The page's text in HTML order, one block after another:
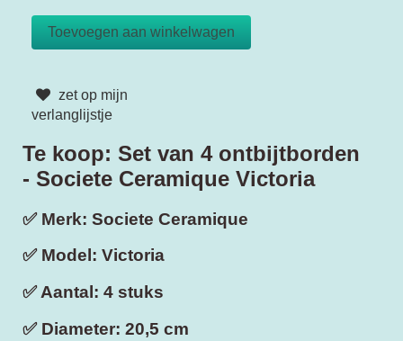
zet op mijn
verlanglijstje
Te koop: Set van 4 ontbijtborden
- Societe Ceramique Victoria
✅ Merk: Societe Ceramique
✅ Model: Victoria
✅Aantal: 4 stuks
✅ Diameter: 20,5 cm